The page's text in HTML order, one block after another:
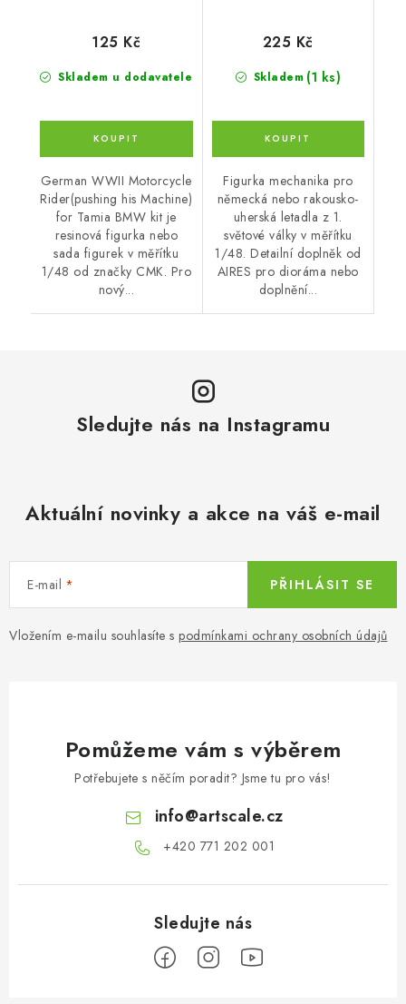
Skladem u dodavatele
125 Kč
German WWII Motorcycle
Rider(pushing his Machine)
for Tamia BMW kit je
resinová figurka nebo
sada figurek v měřítku
1/48 od značky CMK. Pro
nový...
Skladem (1 ks)
225 Kč
Figurka mechanika pro
německá nebo rakousko-
uherská letadla z 1.
světové války v měřítku
1/48. Detailní doplněk od
AIRES pro dioráma nebo
doplnění...
Sledujte nás na Instagramu
Aktuální novinky a akce na váš e-mail
E-mail
Vložením e-mailu souhlasíte s podmínkami ochrany osobních údajů
PŘIHLÁSIT SE
Pomůžeme vám s výběrem
Potřebujete s něčím poradit? Jsme tu pro vás!
info@artscale.cz
+420 771 202 001​